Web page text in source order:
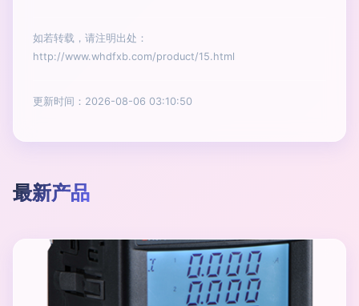
如若转载，请注明出处：
http://www.whdfxb.com/product/15.html
更新时间：2026-08-06 03:10:50
最新产品